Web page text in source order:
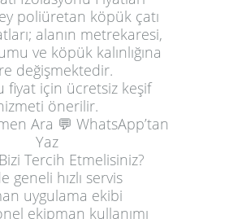
poliüretan köpük çatı
alanın metrekaresi,
ve köpük kalınlığına
değişmektedir.
fiyat için ücretsiz keşif
önerilir.
Ara 💬 WhatsApp’tan
Yaz
Tercih Etmelisiniz?
geneli hızlı servis
uygulama ekibi
ekipman kullanımı